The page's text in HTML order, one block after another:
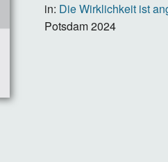
in: Die Wirklichkeit ist
Potsdam2024